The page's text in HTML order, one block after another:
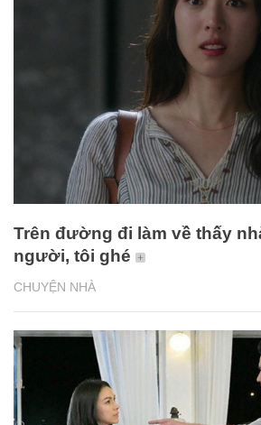
CHUYỆN NHÀ
Trên đường đi làm về thấy
người, tôi ghé